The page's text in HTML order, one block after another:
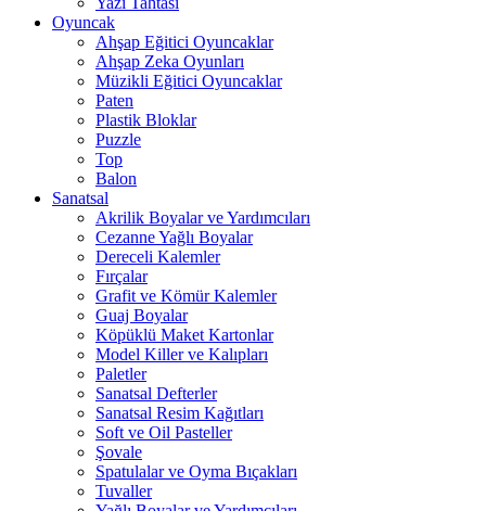
Oyuncak
Ahşap Eğitici Oyuncaklar
Ahşap Zeka Oyunları
Müzikli Eğitici Oyuncaklar
Paten
Plastik Bloklar
Puzzle
Top
Balon
Sanatsal
Akrilik Boyalar ve Yardımcıları
Cezanne Yağlı Boyalar
Dereceli Kalemler
Fırçalar
Grafit ve Kömür Kalemler
Guaj Boyalar
Köpüklü Maket Kartonlar
Model Killer ve Kalıpları
Paletler
Sanatsal Defterler
Sanatsal Resim Kağıtları
Soft ve Oil Pasteller
Şovale
Spatulalar ve Oyma Bıçakları
Tuvaller